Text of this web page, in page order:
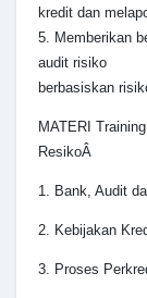
kredit dan
5. Memberikan
audit risiko
berbasiskan
MATERI
ResikoÂ
1. Bank, Audit
2. Kebijakan
3. Proses